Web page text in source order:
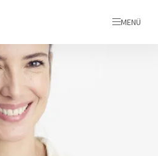
MENÜ